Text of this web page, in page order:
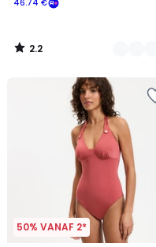
Schrijf
in
voor
programma
46.74 €
2.2
/
50% VANAF 2*